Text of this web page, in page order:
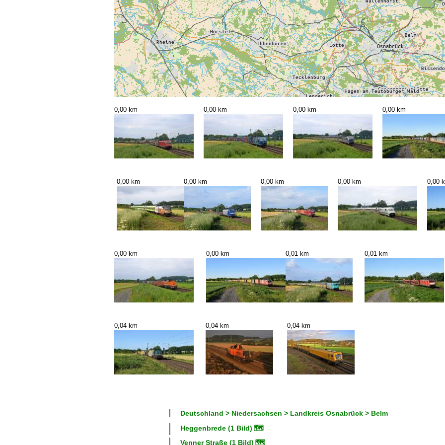
0,00 km 0,00 km 0,00 km 0,00 km
0,00 km 0,00 km 0,00 km 0,00 km 0,00
0,00 km 0,00 km 0,01 km 0,01 km
0,04 km 0,04 km 0,04 km
Deutschland > Niedersachsen > Landkreis Osnabrück > Belm
Heggenbrede (1 Bild) 🗺
Venner Straße (1 Bild) 🗺